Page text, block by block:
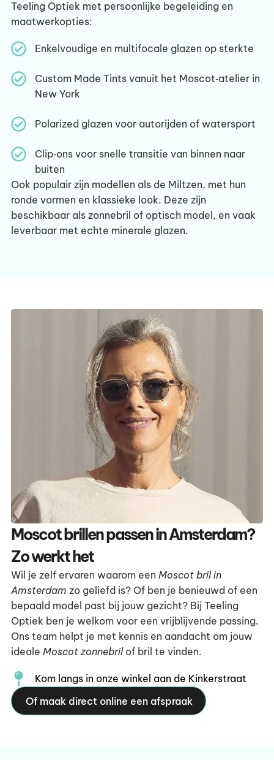
Teeling Optiek met persoonlijke begeleiding en
maatwerkopties:
Enkelvoudige en multifocale glazen op sterkte
Custom Made Tints vanuit het Moscot‑atelier in
New York
Polarized glazen voor autorijden of watersport
Clip‑ons voor snelle transitie van binnen naar
buiten
Ook populair zijn modellen als de Miltzen, met hun
ronde vormen en klassieke look. Deze zijn
beschikbaar als zonnebril of optisch model, en vaak
leverbaar met echte minerale glazen.
Moscot brillen passen in Amsterdam?
Zo werkt het
Wil je zelf ervaren waarom een Moscot bril in
Amsterdam zo geliefd is? Of ben je benieuwd of een
bepaald model past bij jouw gezicht? Bij Teeling
Optiek ben je welkom voor een vrijblijvende passing.
Ons team helpt je met kennis en aandacht om jouw
ideale Moscot zonnebrilof bril te vinden.
Kom langs in onze winkel aan de Kinkerstraat
Of maak direct online een afspraak